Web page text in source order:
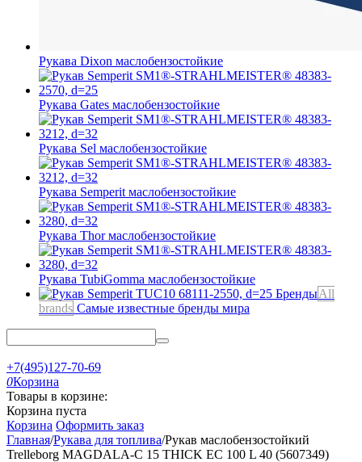
Рукава Dixon маслобензостойкие
Рукава Gates маслобензостойкие
Рукава Sel маслобензостойкие
Рукава Semperit маслобензостойкие
Рукава Thorмаслобензостойкие
Рукава TubiGomma маслобензостойкие
БрендыAll
brands Самые известные бренды мира
+7(495)127-70-69
0Корзина
Товары в корзине:
Корзина пуста
Корзина Оформить заказ
Главная/Рукава для топлива/Рукав маслобензостойкий
Trelleborg MAGDALA-C 15 THICK EC 100 L 40 (5607349)